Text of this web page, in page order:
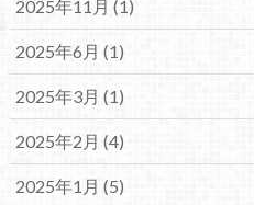
2025年11月 (1)
2025年6月 (1)
2025年3月 (1)
2025年2月 (4)
2025年1月 (5)